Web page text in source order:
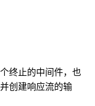
终止的中间件，也
创建响应流的输